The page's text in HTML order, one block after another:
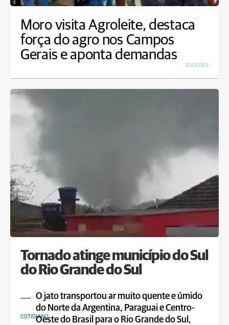
Moro visita Agroleite, destaca
força do agro nos Campos
Gerais e aponta demandas
ELEIÇÕES
Tornado atinge município do Sul
do Rio Grande do Sul
O jato transportou ar muito quente e úmido
do Norte da Argentina, Paraguai e Centro-
Oeste do Brasil para o Rio Grande do Sul,
COTIDIANO